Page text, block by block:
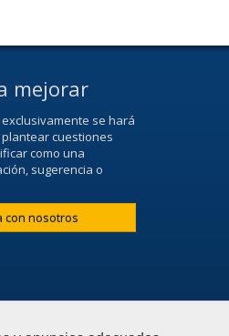
mejorar
se hará
cuestiones
como una
sugerencia o
con nosotros